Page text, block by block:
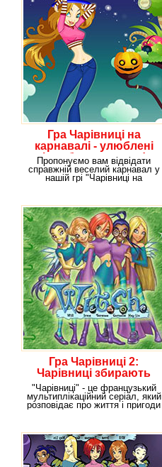
Гра Чарівниці на
карнавалі - улюблені
ігри безкоштовно!
Пропонуємо вам відвідати
справжній веселий карнавал у
нашій грі "Чарівниці на
Гра Чарівниці 2:
Чарівниці збирають
елементи.
"Чарівниці" - це французький
мультиплікаційний серіал, який
розповідає про життя і пригоди